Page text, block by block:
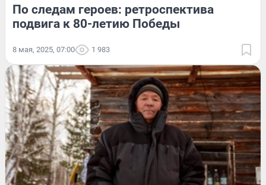
По следам героев: ретроспектива
подвига к 80-летию Победы
8 мая, 2025, 07:00 1 983